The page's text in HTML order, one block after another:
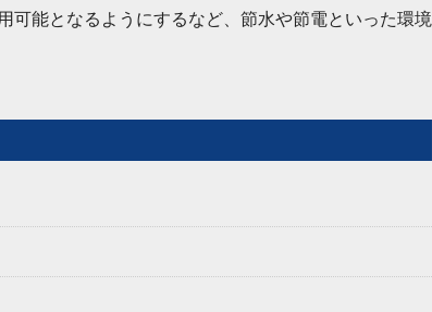
可能となるようにするなど、節水や節電といった環境